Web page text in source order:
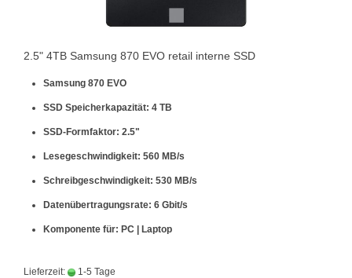
2.5" 4TB Samsung 870 EVO retail interne SSD
Samsung 870 EVO
SSD Speicherkapazität: 4 TB
SSD-Formfaktor: 2.5"
Lesegeschwindigkeit: 560 MB/s
Schreibgeschwindigkeit: 530 MB/s
Datenübertragungsrate: 6 Gbit/s
Komponente für: PC | Laptop
Lieferzeit: 1-5 Tage